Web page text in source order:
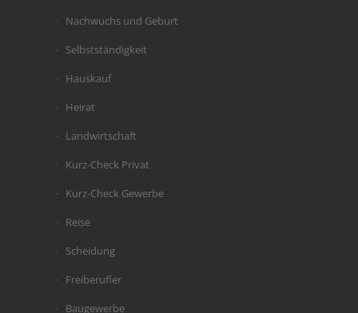
Nachwuchs und Geburt
Selbstständigkeit
Hauskauf
Heirat
Landwirtschaft
Kurz-Check Privat
Kurz-Check Gewerbe
Reise
Scheidung
Freiberufler
Baugewerbe